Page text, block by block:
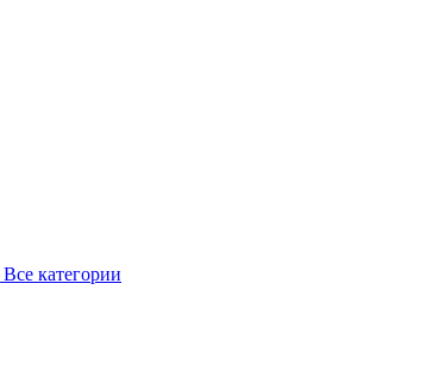
Все категории